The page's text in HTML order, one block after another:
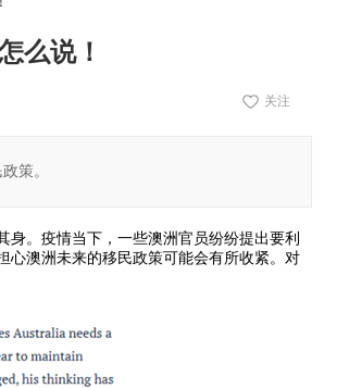
么说！
关注
策。
。疫情当下，一些澳洲官员纷纷提出要利
心澳洲未来的移民政策可能会有所收紧。对